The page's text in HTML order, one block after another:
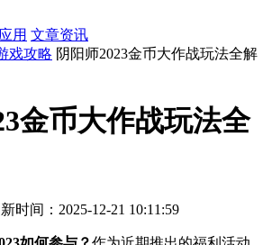
用 文章资讯
戏攻略 阴阳师2023金币大作战玩法全解
金币大作战玩法全
时间：2025-12-21 10:11:59